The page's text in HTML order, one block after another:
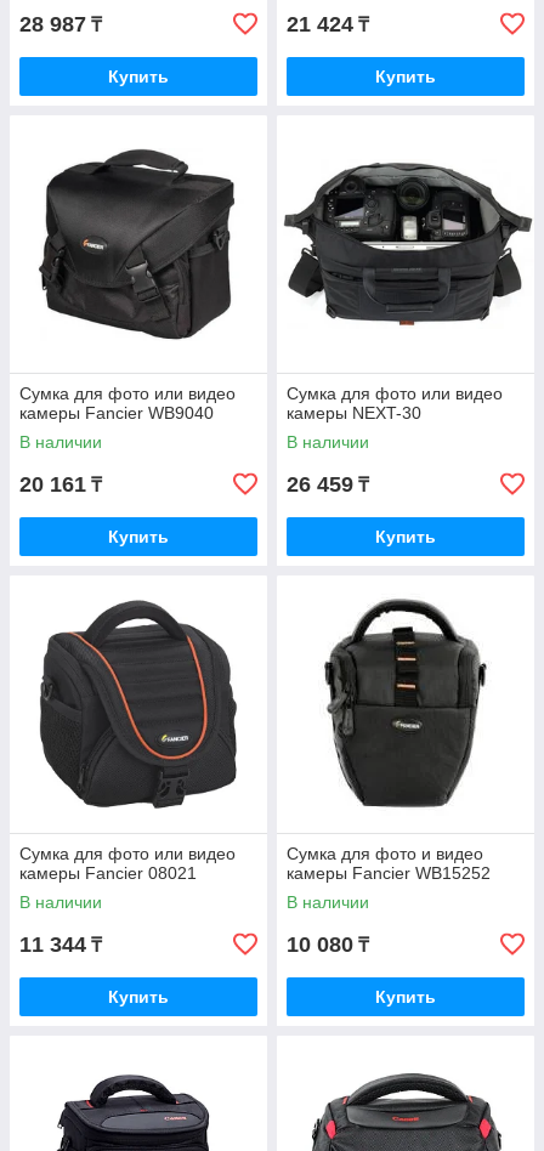
28 987 ₸
Купить
21 424 ₸
Купить
Сумка для фото или видео
камеры Fancier WB9040
В наличии
20 161 ₸
Купить
Сумка для фото или видео
камеры NEXT-30
В наличии
26 459 ₸
Купить
Сумка для фото или видео
камеры Fancier 08021
В наличии
11 344 ₸
Купить
Сумка для фото и видео
камеры Fancier WB15252
В наличии
10 080 ₸
Купить